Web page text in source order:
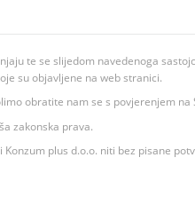
te se slijedom navedenoga
su objavljene na web stranici.
obratite nam se s povjerenjem na
zakonska prava.
plus d.o.o. niti bez pisane